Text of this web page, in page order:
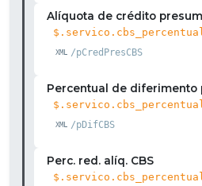
Alíquota de crédito
/pCredPresCBS
Percentual de diferimento
/pDifCBS
Perc. red. alíq. CBS